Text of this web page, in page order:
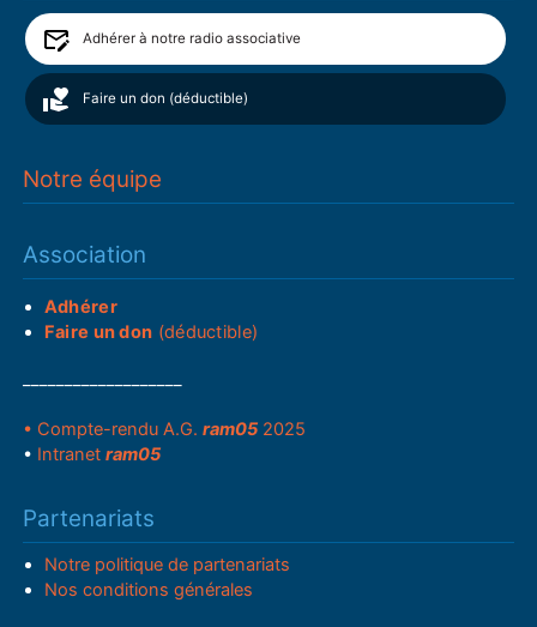
Adhérer à notre radio associative
Faire un don (déductible)
Notre équipe
Association
Adhérer
Faire un don (déductible)
• Compte-rendu A.G.ram05 2025
• Intranetram05
Partenariats
Notre politique de partenariats
Nos conditions générales